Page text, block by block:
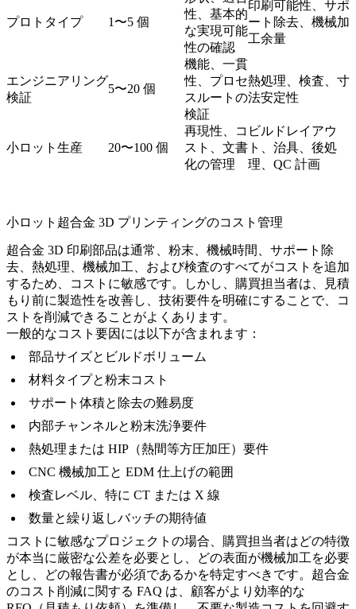
プロトタイプ 1〜5 個
性、基本的
な実現可能
性の確認
印刷可能性、サポ
ート除去、機械加
工余量
エンジニアリング
検証
5〜20 個
機能、一貫
性、プロセ
スルートの
検証
熱処理、検査、寸
法安定性
小ロット生産 20〜100 個
再現性、コ
スト、文書
化の管理
ビルドレイアウ
ト、治具、後処
理、QC 計画
小ロット超合金 3D プリンティングのコスト管理
超合金 3D 印刷部品は通常、粉末、機械時間、サポート除
去、熱処理、機械加工、および検査のすべてがコストを追加
するため、コストに敏感です。しかし、購買担当者は、見積
もり前に製造性を改善し、技術要件を明確にすることで、コ
ストを削減できることがよくあります。
一般的なコスト要因には以下が含まれます：
部品サイズとビルドボリューム
材料タイプと粉末コスト
サポート体積と除去の難易度
内部チャンネルと粉末洗浄要件
熱処理または HIP（熱間等方圧加圧）要件
CNC 機械加工と EDM 仕上げの範囲
検査レベル、特に CT または X 線
数量と繰り返しバッチの期待値
コストに敏感なプロジェクトの場合、購買担当者はどの特徴
が本当に厳密な公差を必要とし、どの表面が機械加工を必要
とし、どの報告書が必須であるかを特定すべきです。 超合金
のコスト削減に関する FAQ は、顧客がより効率的な